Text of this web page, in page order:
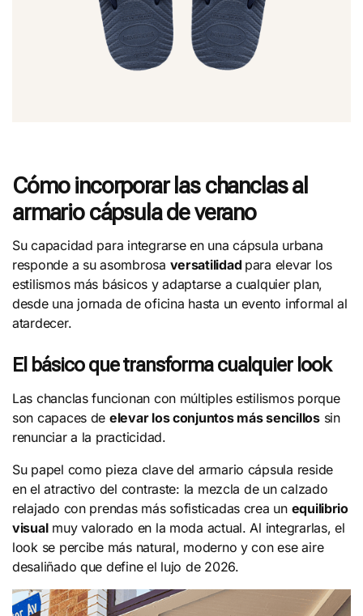
Cómo incorporar las chanclas al
armario cápsula de verano
Su capacidad para integrarse en una cápsula urbana
responde a su asombrosa versatilidad para elevar los
estilismos más básicos y adaptarse a cualquier plan,
desde una jornada de oficina hasta un evento informal al
atardecer.
El básico que transforma cualquier look
Las chanclas funcionan con múltiples estilismos porque
son capaces de elevar los conjuntos más sencillossin
renunciar a la practicidad.
Su papel como pieza clave del armario cápsula reside
en el atractivo del contraste: la mezcla de un calzado
relajado con prendas más sofisticadas crea un equilibrio
visualmuy valorado en la moda actual. Al integrarlas, el
look se percibe más natural, moderno y con ese aire
desaliñado que define el lujo de 2026.